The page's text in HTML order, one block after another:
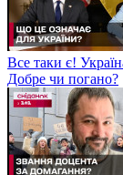
Все таки є!
Добре чи погано?